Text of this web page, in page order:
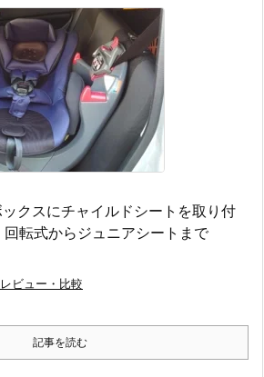
ックスにチャイルドシートを取り付
回転式からジュニアシートまで
レビュー・比較
記事を読む